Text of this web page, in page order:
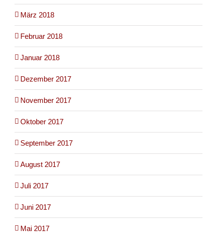
März 2018
Februar 2018
Januar 2018
Dezember 2017
November 2017
Oktober 2017
September 2017
August 2017
Juli 2017
Juni 2017
Mai 2017